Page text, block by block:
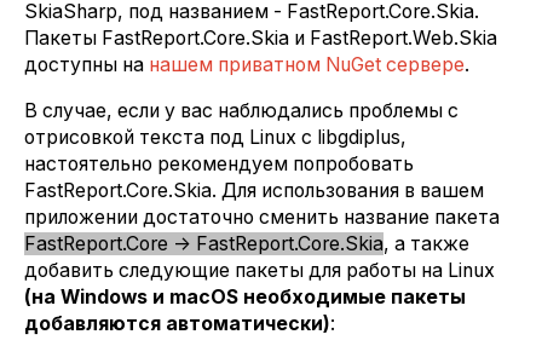
SkiaSharp, под названием - FastReport.Core.Skia.
Пакеты FastReport.Core.Skia и FastReport.Web.Skia
доступны на нашем приватном NuGet сервере.
В случае, если у вас наблюдались проблемы с
отрисовкой текста под Linux с libgdiplus,
настоятельно рекомендуем попробовать
FastReport.Core.Skia. Для использования в вашем
приложении достаточно сменить название пакета
FastReport.Core -> FastReport.Core.Skia, а также
добавить следующие пакеты для работы на Linux
(на Windows и macOS необходимые пакеты
добавляются автоматически):